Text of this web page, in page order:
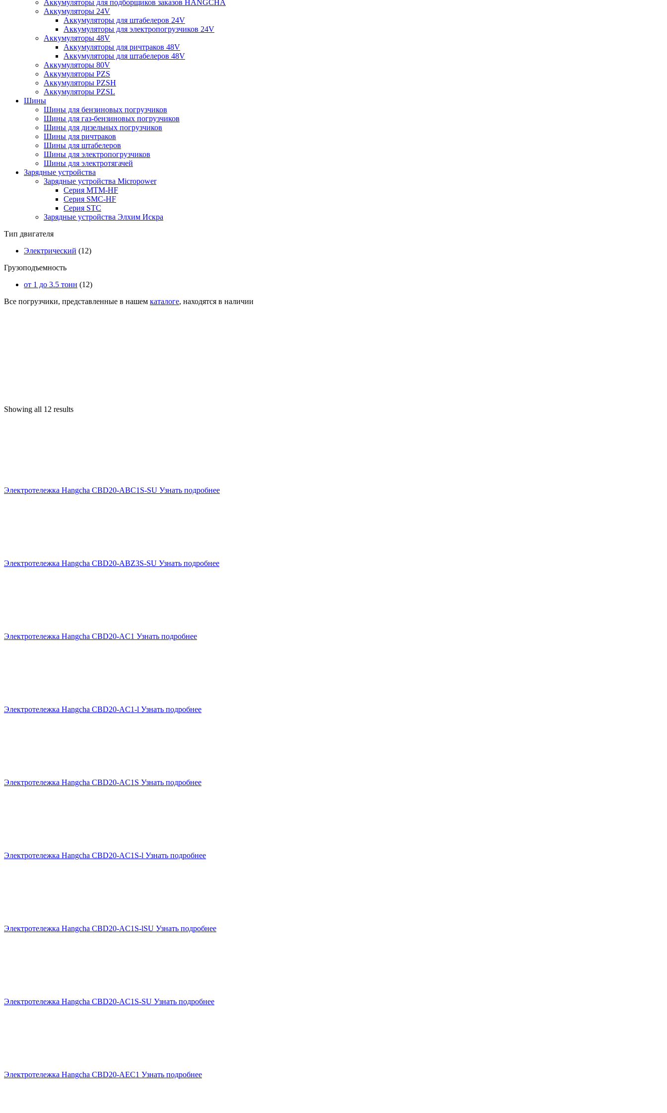
Аккумуляторы для подборщиков заказов HANGCHA
Аккумуляторы 24V
Аккумуляторы для штабелеров 24V
Аккумуляторы для электропогрузчиков 24V
Аккумуляторы 48V
Аккумуляторы для ричтраков 48V
Аккумуляторы для штабелеров 48V
Аккумуляторы 80V
Аккумуляторы PZS
Аккумуляторы PZSH
Аккумуляторы PZSL
Шины
Шины для бензиновых погрузчиков
Шины для газ-бензиновых погрузчиков
Шины для дизельных погрузчиков
Шины для ричтраков
Шины для штабелеров
Шины для электропогрузчиков
Шины для электротягачей
Зарядные устройства
Зарядные устройства Micropower
Серия MTM-HF
Серия SMC-HF
Серия STC
Зарядные устройства Элхим Искра
Тип двигателя
Электрический (12)
Грузоподъемность
от 1 до 3.5 тонн (12)
Все погрузчики, представленные в нашем каталоге, находятся в наличии
Showing all 12 results
Электротележка Hangcha CBD20-ABC1S-SU Узнать подробнее
Электротележка Hangcha CBD20-ABZ3S-SU Узнать подробнее
Электротележка Hangcha CBD20-AC1 Узнать подробнее
Электротележка Hangcha CBD20-AC1-l Узнать подробнее
Электротележка Hangcha CBD20-AC1S Узнать подробнее
Электротележка Hangcha CBD20-AC1S-l Узнать подробнее
Электротележка Hangcha CBD20-AC1S-lSU Узнать подробнее
Электротележка Hangcha CBD20-AC1S-SU Узнать подробнее
Электротележка Hangcha CBD20-AEC1 Узнать подробнее